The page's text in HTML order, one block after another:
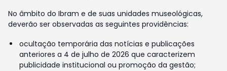
No âmbito do Ibram e de suas unidades museológicas,
deverão ser observadas as seguintes providências:
ocultação temporária das notícias e publicações
anteriores a 4 de julho de 2026 que caracterizem
publicidade institucional ou promoção da gestão;